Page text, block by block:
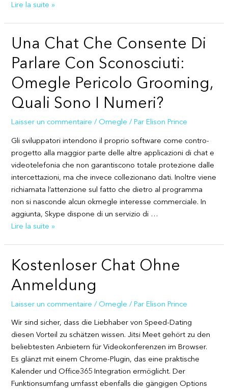
Chatroulette:
E
Software
Lire la suite »
Una Chat Che Consente Di
Parlare Con Sconosciuti:
Omegle Pericolo Grooming,
Quali Sono I Numeri?
Laisser un commentaire / Omegle / ParElison Prince
Gli sviluppatori intendono il proprio software come contro-
progetto alla maggior parte delle altre applicazioni di chat e
videotelefonia che non garantiscono totale protezione dalle
intercettazioni, ma che invece collezionano dati. Inoltre viene
richiamata l’attenzione sul fatto che dietro al programma
non si nasconde alcun okmegle interesse commerciale. In
aggiunta, Skype dispone di un servizio di …
Una
Consente
Parlare
Con
Omegle
Pericolo
Grooming,
Quali
Sono
I
Lire la suite »
Kostenloser Chat Ohne
Anmeldung
Laisser un commentaire / Omegle / Par Elison Prince
Wir sind sicher, dass die Liebhaber von Speed-Dating
diesen Vorteil zu schätzen wissen. Jitsi Meet gehört zu den
beliebtesten Anbietern für Videokonferenzen im Browser.
Es glänzt mit einem Chrome-Plugin, das eine praktische
Kalender und Office365 Integration ermöglicht. Der
Funktionsumfang umfasst ebenfalls die gängigen Options